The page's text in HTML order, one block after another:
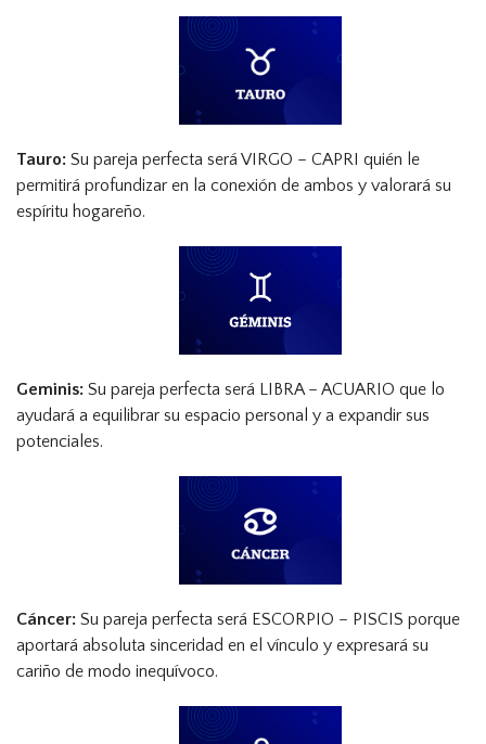
Tauro: Su pareja perfecta será VIRGO – CAPRI quién le
permitirá profundizar en la conexión de ambos y valorará su
espíritu hogareño.
Geminis: Su pareja perfecta será LIBRA – ACUARIO que lo
ayudará a equilibrar su espacio personal y a expandir sus
potenciales.
Cáncer: Su pareja perfecta será ESCORPIO – PISCIS porque
aportará absoluta sinceridad en el vínculo y expresará su
cariño de modo inequívoco.